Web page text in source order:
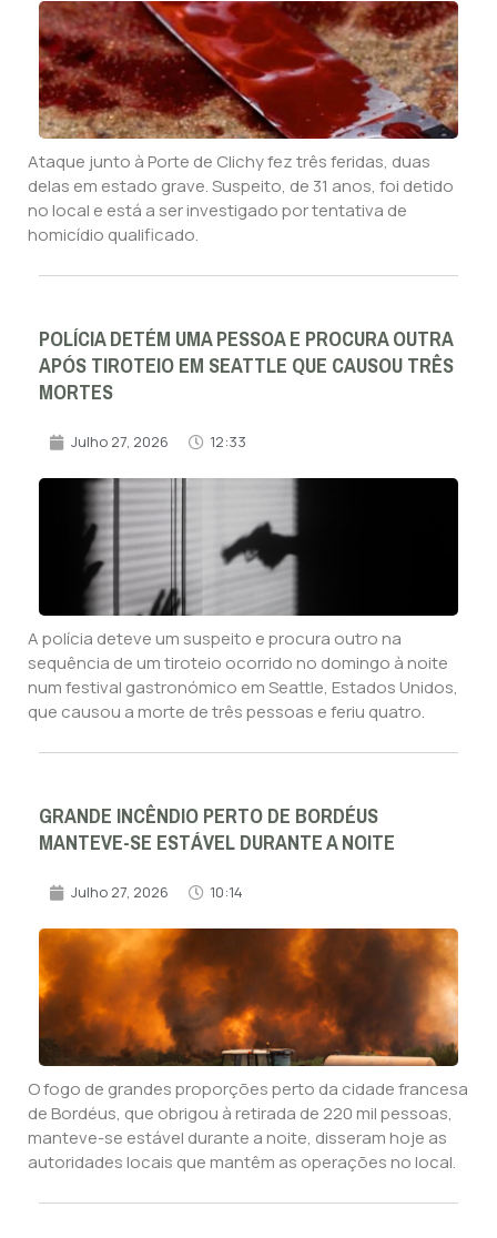
Ataque junto à Porte de Clichy fez três feridas, duas
delas em estado grave. Suspeito, de 31 anos, foi detido
no local e está a ser investigado por tentativa de
homicídio qualificado.
POLÍCIA DETÉM UMA PESSOA E PROCURA OUTRA
APÓS TIROTEIO EM SEATTLE QUE CAUSOU TRÊS
MORTES
Julho 27, 2026 12:33
A polícia deteve um suspeito e procura outro na
sequência de um tiroteio ocorrido no domingo à noite
num festival gastronómico em Seattle, Estados Unidos,
que causou a morte de três pessoas e feriu quatro.
GRANDE INCÊNDIO PERTO DE BORDÉUS
MANTEVE-SE ESTÁVEL DURANTE A NOITE
Julho 27, 2026 10:14
O fogo de grandes proporções perto da cidade francesa
de Bordéus, que obrigou à retirada de 220 mil pessoas,
manteve-se estável durante a noite, disseram hoje as
autoridades locais que mantêm as operações no local.